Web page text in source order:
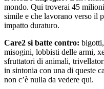
mondo. Qui troverai 45
simile e che lavorano verso il
impatto duraturo.
Care2 si batte contro:
misogini, lobbisti delle armi,
sfruttatori di animali,
in sintonia con una di queste
non c’è nulla da vedere qui.